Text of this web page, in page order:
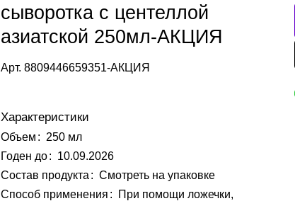
сыворотка с центеллой
азиатской 250мл-АКЦИЯ
Арт.8809446659351-АКЦИЯ
Характеристики
Объем : 250 мл
Годен до: 10.09.2026
Состав продукта : Смотреть на упаковке
Способ применения :
При помощи ложечки,